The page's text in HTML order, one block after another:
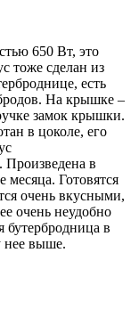
650 Вт, это
тоже сделан из
есть
На крышке –
замок крышки.
в цоколе, его
Произведена в
месяца. Готовятся
очень вкусными,
очень неудобно
бутербродница в
нее выше.